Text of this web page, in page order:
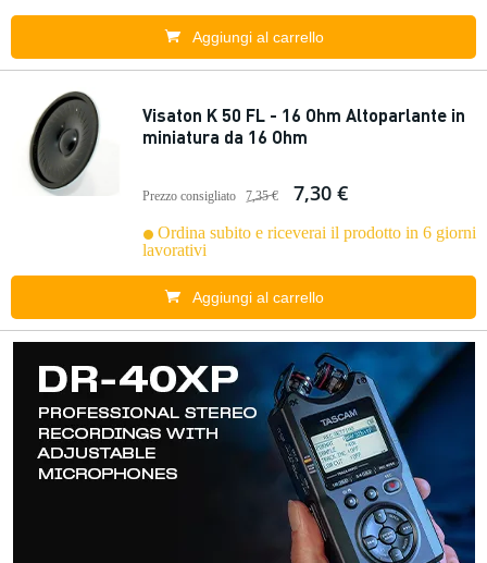
Aggiungi al carrello
Visaton K 50 FL - 16 Ohm Altoparlante in
miniatura da 16 Ohm
Prezzo consigliato 7,35 € 7,30 €
Ordina subito e riceverai il prodotto in 6 giorni
lavorativi
Aggiungi al carrello